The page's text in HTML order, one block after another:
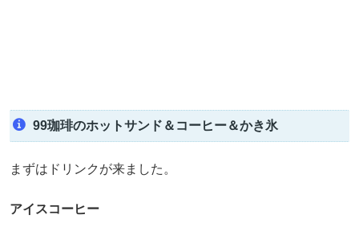
99珈琲のホットサンド＆コーヒー＆かき氷
まずはドリンクが来ました。
アイスコーヒー